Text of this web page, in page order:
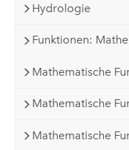
Hydrologie
Funktionen:
Mathematische
Mathematische
Mathematische